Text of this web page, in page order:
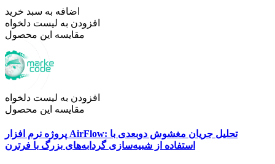
اضافه به سبد خرید
افزودن به لیست دلخواه
مقایسه این محصول
افزودن به لیست دلخواه
مقایسه این محصول
پروژه نرم افزار AirFlow: تحلیل جریان مغشوش دوبعدی با
استفاده از شبیه‌سازی گردابه‌های بزرگ با فرترن